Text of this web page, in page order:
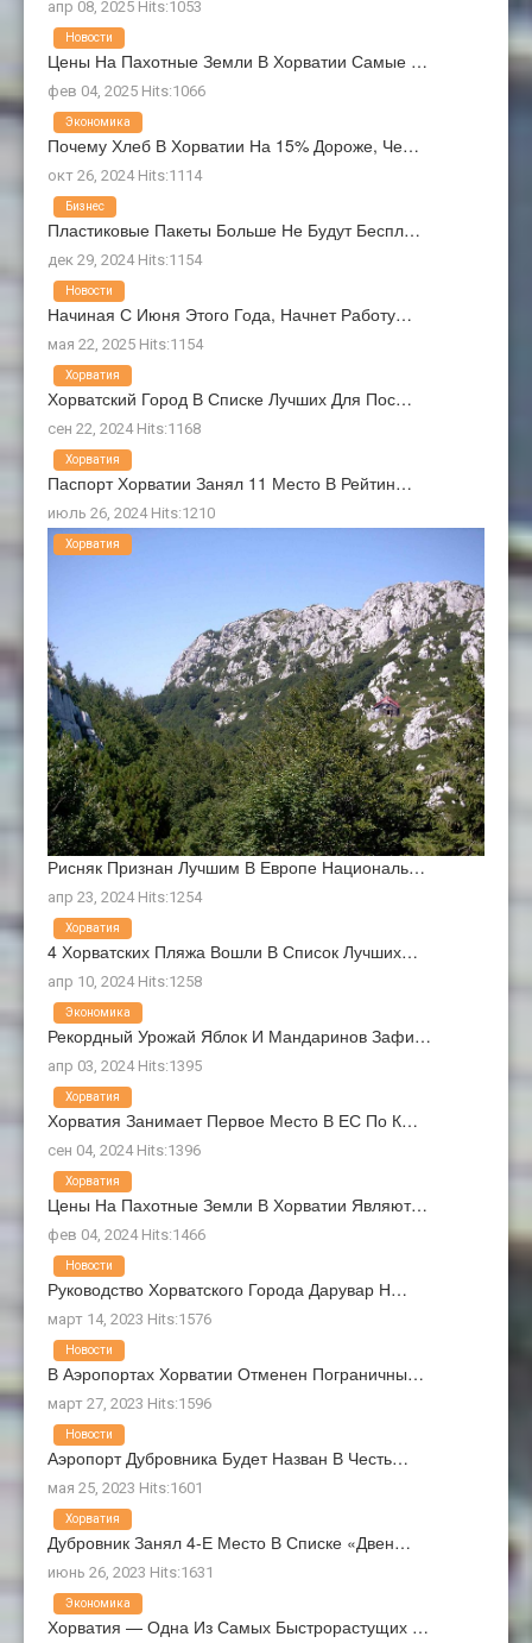
апр 08, 2025 Hits:1053
Цены На Пахотные Земли В Хорватии Самые …
фев 04, 2025 Hits:1066
Новости
Почему Хлеб В Хорватии На 15% Дороже, Че…
окт 26, 2024 Hits:1114
Экономика
Пластиковые Пакеты Больше Не Будут Беспл…
дек 29, 2024 Hits:1154
Бизнес
Начиная С Июня Этого Года, Начнет Работу…
мая 22, 2025 Hits:1154
Новости
Хорватский Город В Списке Лучших Для Пос…
сен 22, 2024 Hits:1168
Хорватия
Паспорт Хорватии Занял 11 Место В Рейтин…
июль 26, 2024 Hits:1210
Хорватия
Рисняк Признан Лучшим В Европе Националь…
апр 23, 2024 Hits:1254
Хорватия
4 Хорватских Пляжа Вошли В Список Лучших…
апр 10, 2024 Hits:1258
Хорватия
Рекордный Урожай Яблок И Мандаринов Зафи…
апр 03, 2024 Hits:1395
Экономика
Хорватия Занимает Первое Место В ЕС По К…
сен 04, 2024 Hits:1396
Хорватия
Цены На Пахотные Земли В Хорватии Являют…
фев 04, 2024 Hits:1466
Хорватия
Руководство Хорватского Города Дарувар Н…
март 14, 2023 Hits:1576
Новости
В Аэропортах Хорватии Отменен Пограничны…
март 27, 2023 Hits:1596
Новости
Аэропорт Дубровника Будет Назван В Честь…
мая 25, 2023 Hits:1601
Новости
Дубровник Занял 4-Е Место В Списке «Двен…
июнь 26, 2023 Hits:1631
Хорватия
Хорватия — Одна Из Самых Быстрорастущих …
Экономика